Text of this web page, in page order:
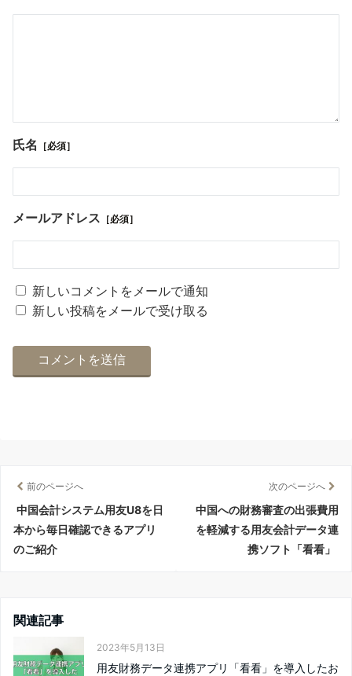
氏名 ［必須］
メールアドレス ［必須］
新しいコメントをメールで通知
新しい投稿をメールで受け取る
前のページへ
中国会計システム用友U8を日
本から毎日確認できるアプリ
のご紹介
次のページへ
中国への財務審査の出張費用
を軽減する用友会計データ連
携ソフト「看看」
関連記事
2023年5月13日
用友財務データ連携アプリ「看看」を導入したお